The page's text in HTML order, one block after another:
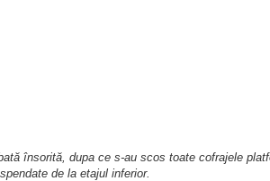
însorită, dupa ce s-au scos toate cofrajele
de la etajul inferior.